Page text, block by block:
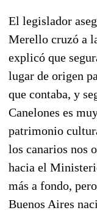
El legislador
Merello cruzó a
explicó que
lugar de origen
que contaba, y
Canelones es
patrimonio
los canarios nos
hacia el
más a fondo,
Buenos Aires